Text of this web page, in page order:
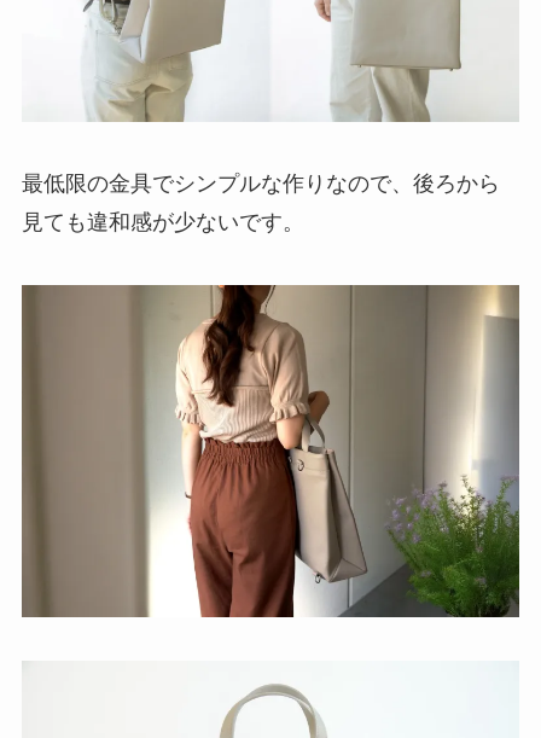
最低限の金具でシンプルな作りなので、後ろから
見ても違和感が少ないです。